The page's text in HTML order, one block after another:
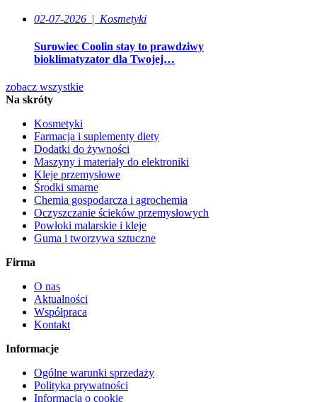
02-07-2026 | Kosmetyki
Surowiec Coolin stay to prawdziwy
bioklimatyzator dla Twojej…
zobacz wszystkie
Na skróty
Kosmetyki
Farmacja i suplementy diety
Dodatki do żywności
Maszyny i materiały do elektroniki
Kleje przemysłowe
Środki smarne
Chemia gospodarcza i agrochemia
Oczyszczanie ścieków przemysłowych
Powłoki malarskie i kleje
Guma i tworzywa sztuczne
Firma
O nas
Aktualności
Współpraca
Kontakt
Informacje
Ogólne warunki sprzedaży
Polityka prywatności
Informacja o cookie